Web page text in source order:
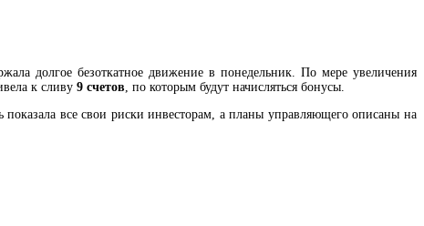
долгое безоткатное движение в понедельник. По мере увеличения
к сливу 9 счетов, по которым будут начисляться бонусы.
все свои риски инвесторам, а планы управляющего описаны на